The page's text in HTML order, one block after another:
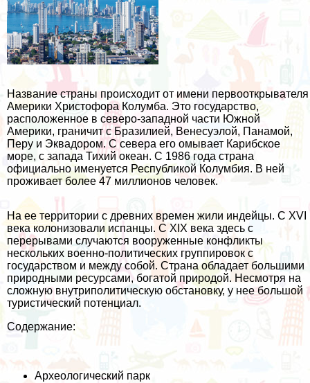
Название страны происходит от имени первооткрывателя
Америки Христофора Колумба. Это государство,
расположенное в северо-западной части Южной
Америки, граничит с Бразилией, Венесуэлой, Панамой,
Перу и Эквадором. С севера его омывает Карибское
море, с запада Тихий океан. С 1986 года страна
официально именуется Республикой Колумбия. В ней
проживает более 47 миллионов человек.
На ее территории с древних времен жили индейцы. С XVI
века колонизовали испанцы. С XIX века здесь с
перерывами случаются вооруженные конфликты
нескольких военно-политических группировок с
государством и между собой. Страна обладает большими
природными ресурсами, богатой природой. Несмотря на
сложную внутриполитическую обстановку, у нее большой
туристический потенциал.
Содержание:
Археологический парк